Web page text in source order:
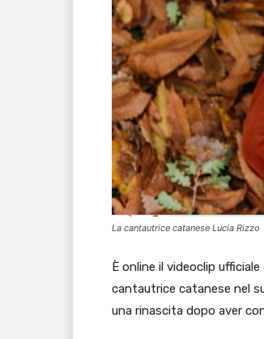
La cantautrice catanese Lucia Rizzo
È online il videoclip ufficiale
cantautrice catanese nel
una rinascita dopo aver